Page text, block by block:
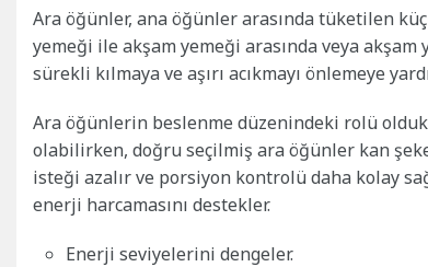
Ara öğünler, ana öğünler arasında tüketilen
yemeği ile akşam yemeği arasında veya
sürekli kılmaya ve aşırı acıkmayı önlemeye
Ara öğünlerin beslenme düzenindeki rolü
olabilirken, doğru seçilmiş ara öğünler kan
isteği azalır ve porsiyon kontrolü daha kolay
enerji harcamasını destekler.
Enerji seviyelerini dengeler.